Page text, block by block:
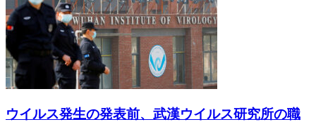
ウイルス発生の発表前、武漢ウイルス研究所の職